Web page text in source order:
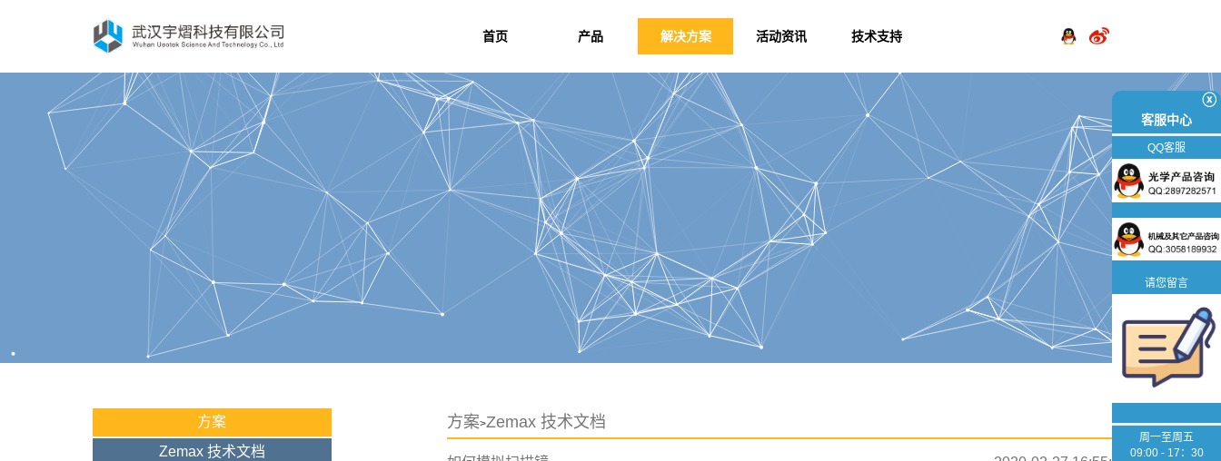
首页 产品 解决方案 活动资讯 技术支持
方案
Zemax 技术文档
方案>Zemax 技术文档
ⓧ
客服中心
QQ客服
请您留言
周一至周五
09:00 - 17：30